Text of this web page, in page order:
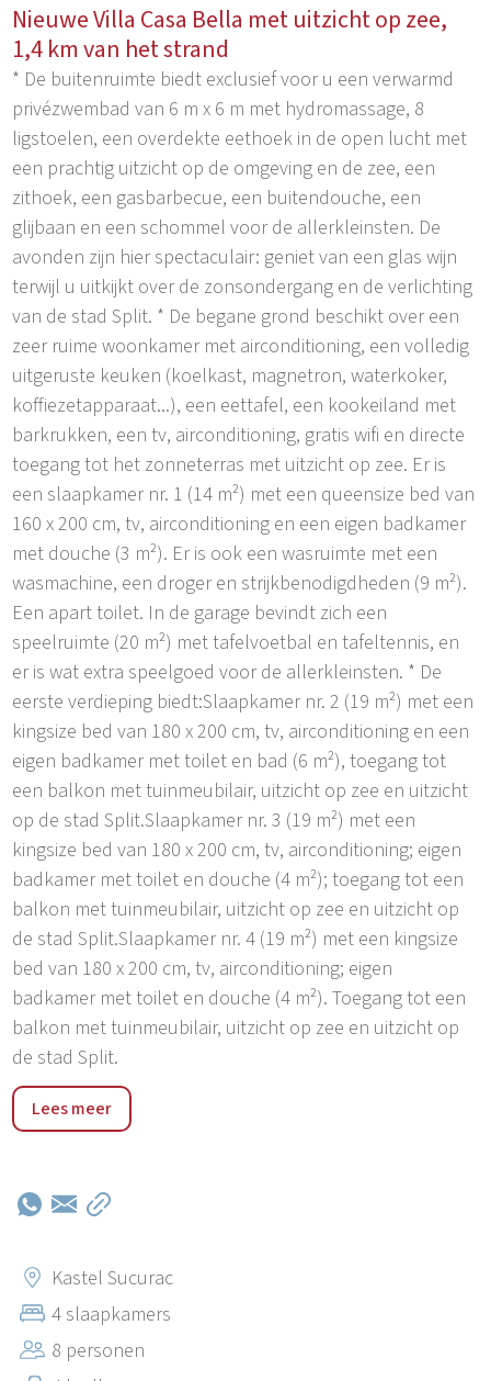
Nieuwe Villa Casa Bella met uitzicht op zee,
1,4 km van het strand
* De buitenruimte biedt exclusief voor u een verwarmd
privézwembad van 6 m x 6 m met hydromassage, 8
ligstoelen, een overdekte eethoek in de open lucht met
een prachtig uitzicht op de omgeving en de zee, een
zithoek, een gasbarbecue, een buitendouche, een
glijbaan en een schommel voor de allerkleinsten. De
avonden zijn hier spectaculair: geniet van een glas wijn
terwijl u uitkijkt over de zonsondergang en de verlichting
van de stad Split. * De begane grond beschikt over een
zeer ruime woonkamer met airconditioning, een volledig
uitgeruste keuken (koelkast, magnetron, waterkoker,
koffiezetapparaat...), een eettafel, een kookeiland met
barkrukken, een tv, airconditioning, gratis wifi en directe
toegang tot het zonneterras met uitzicht op zee. Er is
een slaapkamer nr. 1 (14 m²) met een queensize bed van
160 x 200 cm, tv, airconditioning en een eigen badkamer
met douche (3 m²). Er is ook een wasruimte met een
wasmachine, een droger en strijkbenodigdheden (9 m²).
Een apart toilet. In de garage bevindt zich een
speelruimte (20 m²) met tafelvoetbal en tafeltennis, en
er is wat extra speelgoed voor de allerkleinsten. * De
eerste verdieping biedt:Slaapkamer nr. 2 (19 m²) met een
kingsize bed van 180 x 200 cm, tv, airconditioning en een
eigen badkamer met toilet en bad (6 m²), toegang tot
een balkon met tuinmeubilair, uitzicht op zee en uitzicht
op de stad Split.Slaapkamer nr. 3 (19 m²) met een
kingsize bed van 180 x 200 cm, tv, airconditioning; eigen
badkamer met toilet en douche (4 m²); toegang tot een
balkon met tuinmeubilair, uitzicht op zee en uitzicht op
de stad Split.Slaapkamer nr. 4 (19 m²) met een kingsize
bed van 180 x 200 cm, tv, airconditioning; eigen
badkamer met toilet en douche (4 m²). Toegang tot een
balkon met tuinmeubilair, uitzicht op zee en uitzicht op
de stad Split.
Villa Casa Bella ligt verscholen tussen twee steden die
op de UNESCO-werelderfgoedlijst staan, Trogir en Split,
de luchthaven van Split op 12 km afstand, en biedt toch
gebied van Kaštel Sućurac. Gelegen in het hart van
Midden-Dalmatië met uitstekende wegverbindingen om
gemakkelijk Trogir (17 km), Split (10 km) met hun
prachtige historische bezienswaardigheden, de ruïnes
Lees meer
Kastel Sucurac
4 slaapkamers
8 personen